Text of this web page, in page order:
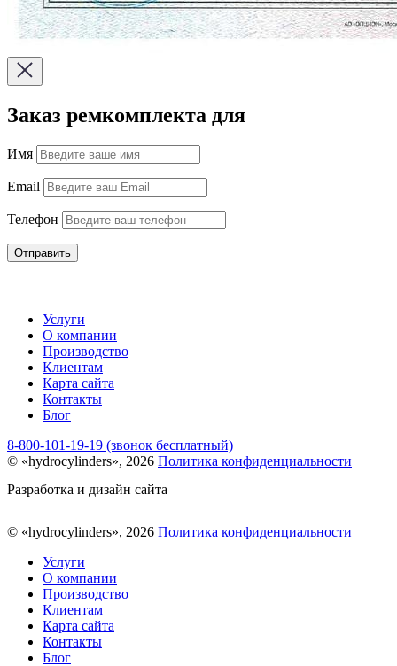
Заказ ремкомплекта для
Имя
Email
Телефон
Отправить
Услуги
О компании
Производство
Клиентам
Карта сайта
Контакты
Блог
8-800-101-19-19 (звонок бесплатный)
© «hydrocylinders», 2026 Политика конфиденциальности
Разработка и дизайн сайта
© «hydrocylinders», 2026 Политика конфиденциальности
Услуги
О компании
Производство
Клиентам
Карта сайта
Контакты
Блог